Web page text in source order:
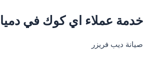
خدمة عملاء اي كوك في
صيانة ديب فريزر